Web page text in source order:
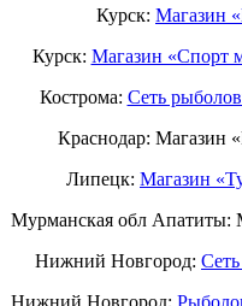
Курск: Магазин
Курск: Магазин «Спорт
Кострома: Сеть
Краснодар: Магазин
Липецк: Магазин
Мурманская обл Апатиты:
Нижний Новгород:
Нижний Новгород: